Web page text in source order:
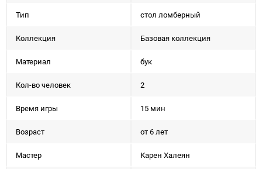
Тип стол ломберный
Коллекция Базовая коллекция
Материал бук
Кол-во человек 2
Время игры 15 мин
Возраст от 6 лет
Мастер Карен Халеян